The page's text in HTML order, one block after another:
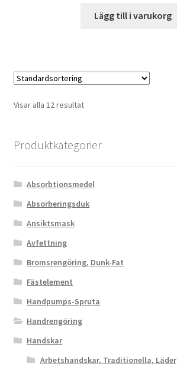
Lägg till i varukorg
Visar alla 12 resultat
Produktkategorier
Absorbtionsmedel
Absorberingsduk
Ansiktsmask
Avfettning
Bromsrengöring, Dunk-Fat
Fästelement
Handpumps-Spruta
Handrengöring
Handskar
Arbetshandskar, Traditionella, Läder